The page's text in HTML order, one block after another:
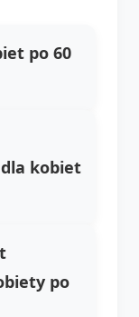
po 60
kobiet
po